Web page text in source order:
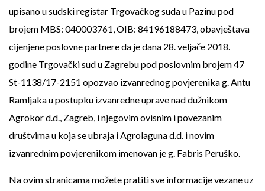
upisano u sudski registar Trgovačkog suda u Pazinu pod
brojem MBS: 040003761, OIB: 84196188473, obavještava
cijenjene poslovne partnere da je dana 28. veljače 2018.
godine Trgovački sud u Zagrebu pod poslovnim brojem 47
St-1138/17-2151 opozvao izvanrednog povjerenika g. Antu
Ramljaka u postupku izvanredne uprave nad dužnikom
Agrokor d.d., Zagreb, i njegovim ovisnim i povezanim
društvima u koja se ubraja i Agrolaguna d.d. i novim
izvanrednim povjerenikom imenovan je g. Fabris Peruško.
Na ovim stranicama možete pratiti sve informacije vezane uz